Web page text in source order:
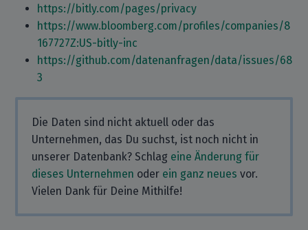
https://bitly.com/pages/privacy
https://www.bloomberg.com/profiles/companies/8
167727Z:US-bitly-inc
https://github.com/datenanfragen/data/issues/68
3
Die Daten sind nicht aktuell oder das
Unternehmen, das Du suchst, ist noch nicht in
unserer Datenbank? Schlag eine Änderung für
dieses Unternehmen oder ein ganz neues vor.
Vielen Dank für Deine Mithilfe!